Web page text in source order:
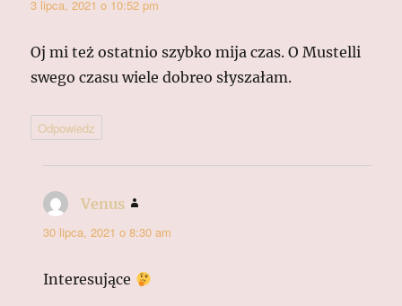
3 lipca, 2021 o 10:52 pm
Oj mi też ostatnio szybko mija czas. O Mustelli
swego czasu wiele dobreo słyszałam.
Odpowiedz
Venus
30 lipca, 2021 o 8:30 am
Interesujące